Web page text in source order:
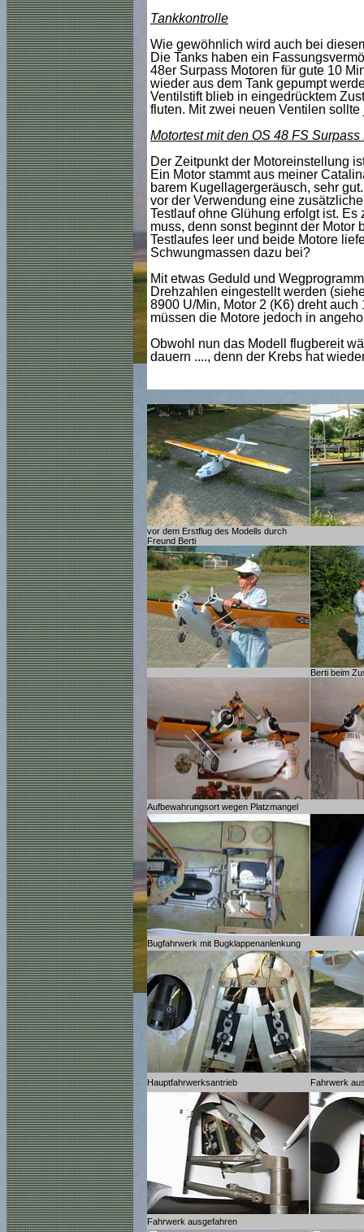
Tankkontrolle
Wie gewöhnlich wird auch bei
Die Tanks haben ein
48er Surpass Motoren für gute 10
wieder aus dem Tank gepumpt
Ventilstift blieb in eingedrücktem
fluten. Mit zwei neuen Ventilen
Motortest mit den OS 48 FS Surpass
Der Zeitpunkt der Motoreinstellung
Ein Motor stammt aus meiner
barem Kugellagergeräusch, sehr
vor der Verwendung eine
Testlauf ohne Glühung erfolgt ist.
muss, denn sonst beginnt der
Testlaufes leer und beide Motore
Schwungmassen dazu bei?
Mit etwas Geduld und
Drehzahlen eingestellt werden
8900 U/Min, Motor 2 (K6) dreht
müssen die Motore jedoch in
Obwohl nun das Modell flugbereit
dauern ...., denn der Krebs hat
vor dem Erstflug des Modells durch
Freund Berti
Berti beim
Aufbewahrungsort wegen Platzmangel
Bugfahrwerk mit Bugklappenanlenkung
Hauptfahrwerksantrieb Fahrwerk
Fahrwerk ausgefahren